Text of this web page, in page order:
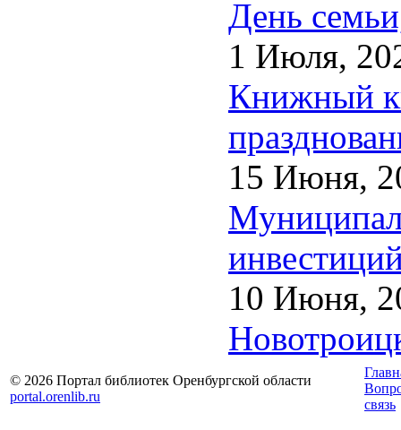
День
1 Июля,
Книжный
15 Июня,
10 Июня,
© 2026 Портал библиотек Оренбургской области
portal.orenlib.ru
связь